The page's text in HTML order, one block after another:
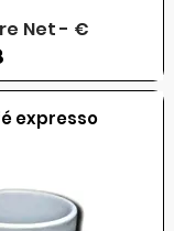
Net - €
expresso